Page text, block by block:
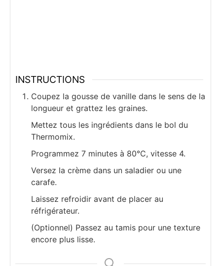
INSTRUCTIONS
Coupez la gousse de vanille dans le sens de la
longueur et grattez les graines.
Mettez tous les ingrédients dans le bol du
Thermomix.
Programmez 7 minutes à 80°C, vitesse 4.
Versez la crème dans un saladier ou une
carafe.
Laissez refroidir avant de placer au
réfrigérateur.
(Optionnel) Passez au tamis pour une texture
encore plus lisse.